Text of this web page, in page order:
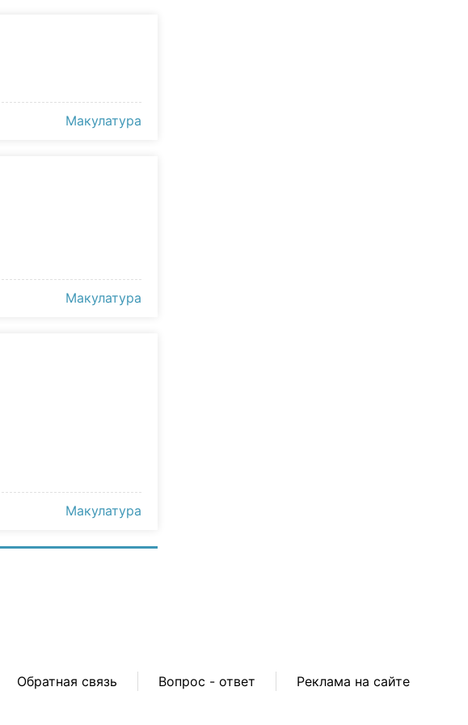
Макулатура
Макулатура
Макулатура
Обратная связь Вопрос - ответ Реклама на сайте